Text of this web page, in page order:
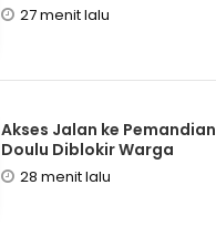
27 menit lalu
Akses Jalan ke
Doulu Diblokir Warga
28 menit lalu